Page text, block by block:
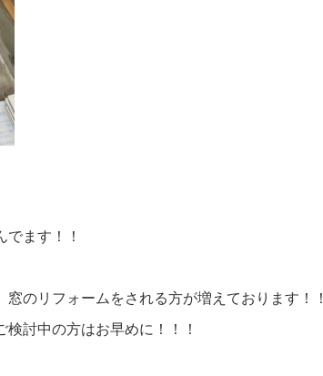
ます！！
のリフォームをされる方が増えております！！
討中の方はお早めに！！！